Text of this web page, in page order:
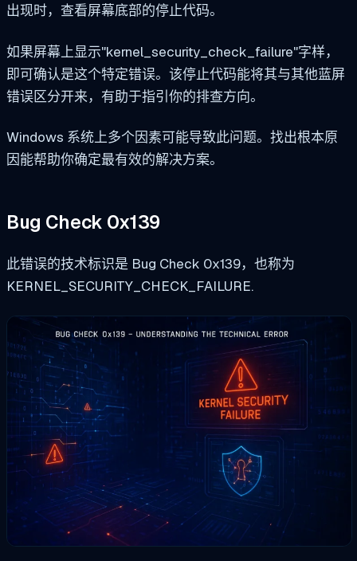
出现时，查看屏幕底部的停止代码。
如果屏幕上显示"kernel_security_check_failure"字样，
即可确认是这个特定错误。该停止代码能将其与其他蓝屏
错误区分开来，有助于指引你的排查方向。
Windows 系统上多个因素可能导致此问题。找出根本原
因能帮助你确定最有效的解决方案。
Bug Check 0x139
此错误的技术标识是 Bug Check 0x139，也称为
KERNEL_SECURITY_CHECK_FAILURE.